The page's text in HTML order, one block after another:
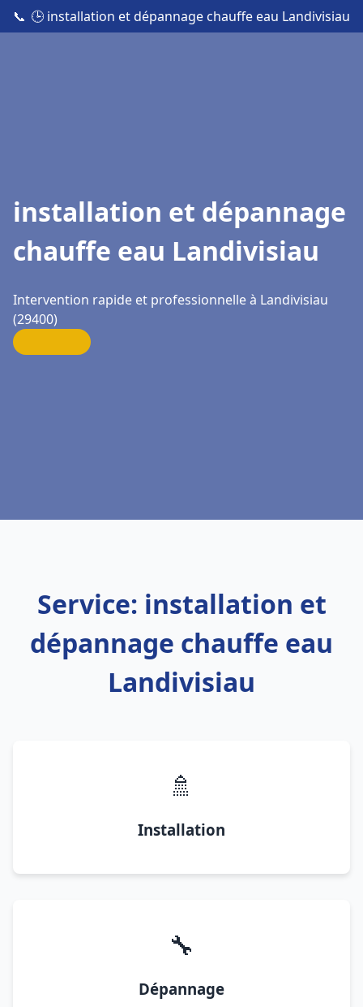
📞 🕒 installation et dépannage chauffe eau Landivisiau
installation et dépannage
chauffe eau Landivisiau
Intervention rapide et professionnelle à Landivisiau
(29400)
Service: installation et
dépannage chauffe eau
Landivisiau
🚿
Installation
🔧
Dépannage